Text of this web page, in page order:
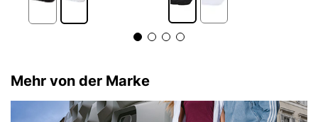
Mehr von der Marke